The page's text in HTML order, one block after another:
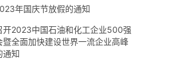
年国庆节放假的通知
开2023中国石油和化工企业500强
暨全面加快建设世界一流企业高峰
通知